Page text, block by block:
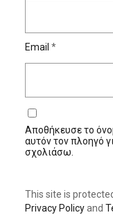
Email *
Αποθήκευσε το
αυτόν τον πλοηγό
σχολιάσω.
This site is
Privacy Policyand